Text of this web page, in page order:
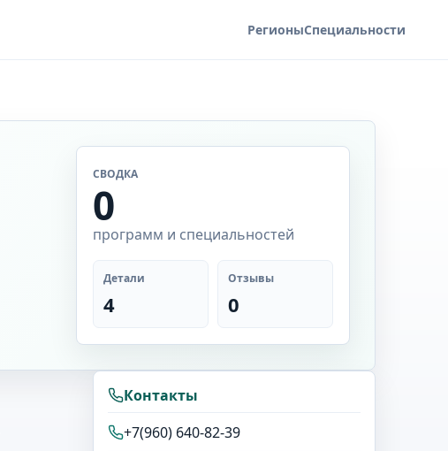
РегионыСпециальности
СВОДКА
0
программ и специальностей
Детали
4
Отзывы
0
Контакты
+7(960) 640-82-39